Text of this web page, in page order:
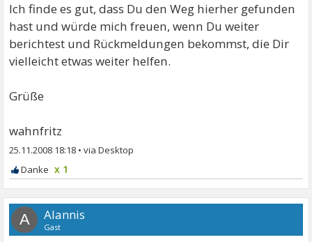
Ich finde es gut, dass Du den Weg hierher gefunden
hast und würde mich freuen, wenn Du weiter
berichtest und Rückmeldungen bekommst, die Dir
vielleicht etwas weiter helfen.
Grüße
wahnfritz
25.11.2008 18:18 •
x 1
A Alannis
Gast